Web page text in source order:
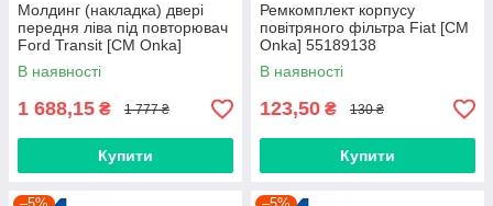
Молдинг (накладка) двері
передня ліва під повторювач
Ford Transit [СМ Onka]
BK31V20781BJ5CND
В наявності
1 688,15 ₴ 1 777 ₴
Купити
Ремкомплект корпусу
повітряного фільтра Fiat [СМ
Onka] 55189138
В наявності
123,50 ₴ 130 ₴
Купити